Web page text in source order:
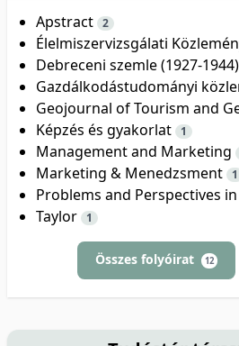
Apstract 2
Élelmiszervizsgálati
Debreceni szemle (1927-1944)
Gazdálkodástudományi
Geojournal of Tourism and
Képzés és gyakorlat 1
Management and Marketing
Marketing & Menedzsment 1
Problems and Perspectives
Taylor 1
Összes folyóirat 12